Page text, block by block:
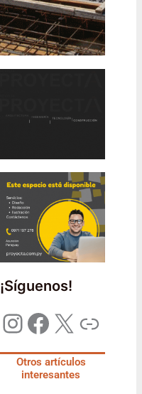
¡Síguenos!
Otros artículos
interesantes